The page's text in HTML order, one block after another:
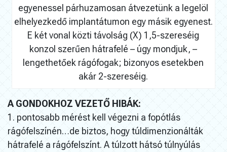
egyenessel párhuzamosan átvezetünk a legelöl
elhelyezkedő implantátumon egy másik egyenest.
E két vonal közti távolság (X) 1,5-szereséig
konzol szerűen hátrafelé – úgy mondjuk, –
lengethetőek rágófogak; bizonyos esetekben
akár 2-szereséig.
A GONDOKHOZ VEZETŐ HIBÁK:
1. pontosabb mérést kell végezni a fopótlás
rágófelszínén…de biztos, hogy túldimenzionálták
hátrafelé a rágófelszínt. A túlzott hátsó túlnyúlás